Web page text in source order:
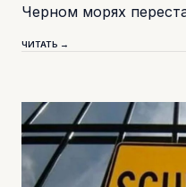
Черном морях
ЧИТАТЬ →